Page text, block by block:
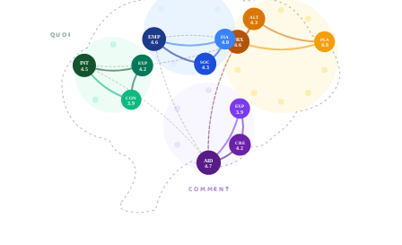
PRX
4.6
ALT
4.3
PLA
4.0
EMP
4.6
SOC
4.3
FIA
4.0
INT
4.5
EXP
4.2
CON
3.9
AID
4.7
CRE
4.2
EXP
3.9
QUOI
COMMENT